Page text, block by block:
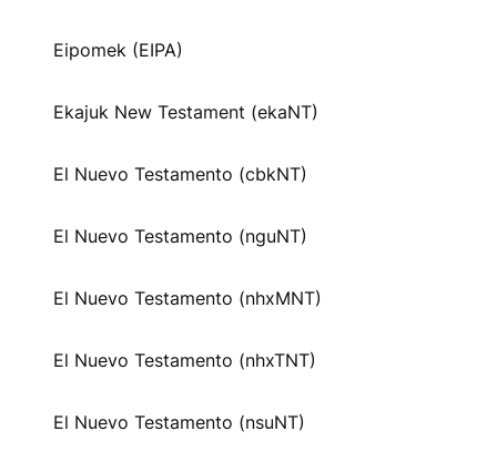
Eipomek (EIPA)
Ekajuk New Testament (ekaNT)
El Nuevo Testamento (cbkNT)
El Nuevo Testamento (nguNT)
El Nuevo Testamento (nhxMNT)
El Nuevo Testamento (nhxTNT)
El Nuevo Testamento (nsuNT)